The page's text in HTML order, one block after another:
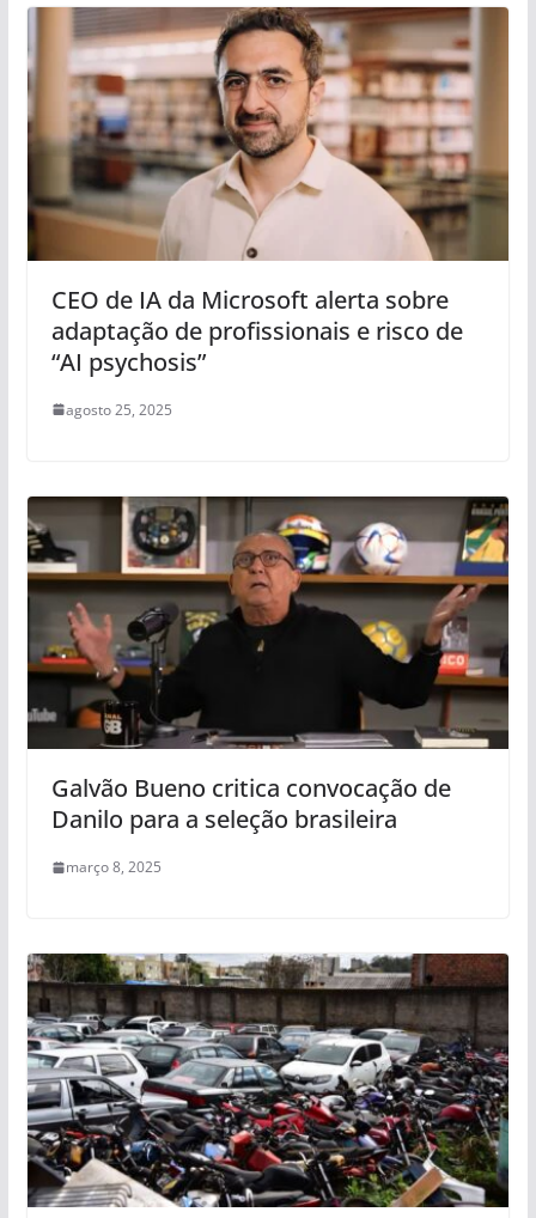
CEO de IA da Microsoft alerta sobre
adaptação de profissionais e risco de
“AI psychosis”
agosto 25, 2025
Galvão Bueno critica convocação de
Danilo para a seleção brasileira
março 8, 2025